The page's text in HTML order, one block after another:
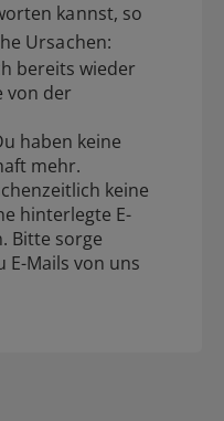
kannst, so
Ursachen:
bereits wieder
von der
haben keine
mehr.
keine
hinterlegte E-
Bitte sorge
E-Mails von uns